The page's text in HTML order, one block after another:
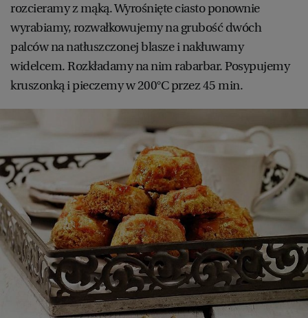
rozcieramy z mąką. Wyrośnięte ciasto ponownie
wyrabiamy, rozwałkowujemy na grubość dwóch
palców na natłuszczonej blasze i nakłuwamy
widelcem. Rozkładamy na nim rabarbar. Posypujemy
kruszonką i pieczemy w 200°C przez 45 min.